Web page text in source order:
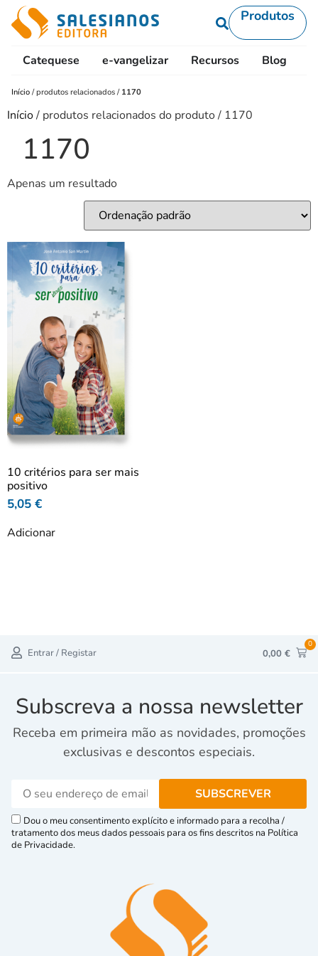
Produtos
Catequese e-vangelizar Recursos Blog
Início /produtos relacionados / 1170
Início/ produtos relacionados do produto / 1170
1170
Apenas um resultado
10 critérios para ser mais
positivo
5,05 €
Adicionar
Entrar / Registar 0,00 €
0
Subscreva a nossa newsletter
Receba em primeira mão as novidades, promoções
exclusivas e descontos especiais.
Dou o meu consentimento explícito e informado para a recolha /
tratamento dos meus dados pessoais para os fins descritos na Política
de Privacidade.